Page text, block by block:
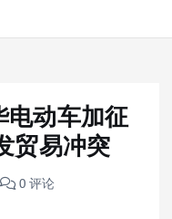
电动车加征
贸易冲突
0 评论